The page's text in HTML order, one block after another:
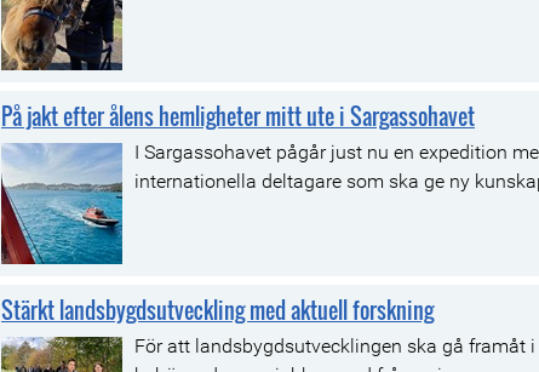
På jakt efter ålens hemligheter mitt ute i Sargassohavet
I Sargassohavet pågår just nu en expedition
internationella deltagare som ska ge ny
Stärkt landsbygdsutveckling med aktuell forskning
För att landsbygdsutvecklingen ska gå framåt